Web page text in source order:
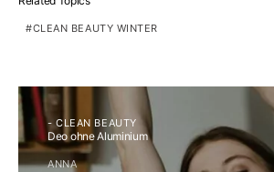
CLEAN BEAUTY WINTER
- CLEAN BEAUTY
Deo ohne Aluminium
ANNA